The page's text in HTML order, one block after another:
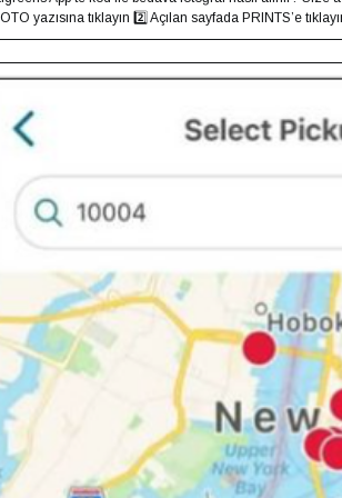
yazısına tıklayın⁣ 2️⃣ Açılan sayfada PRINTS’e